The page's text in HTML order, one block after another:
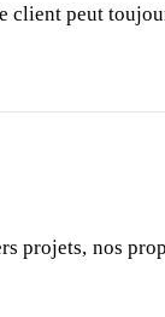
peut
projets, nos